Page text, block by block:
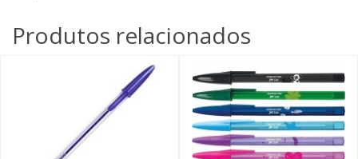
Produtos relacionados